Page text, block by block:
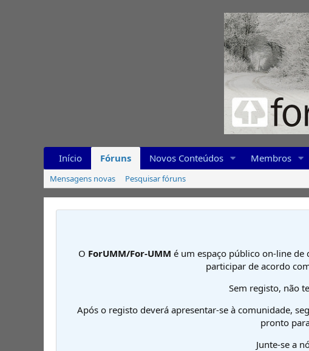
Início Fóruns Novos Conteúdos Membros
Mensagens novas Pesquisar fóruns
O ForUMM/For-UMM é um espaço público on-line de
participar de acordo
Sem registo, não
Após o registo deverá apresentar-se à comunidade,
pronto
Junte-se a